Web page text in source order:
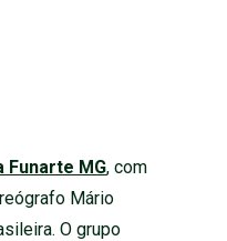
Funarte MG, com
Mário
O grupo